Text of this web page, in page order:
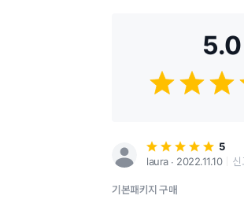
5.0
5
laura ∙ 2022.11.10
신
기본패키지 구매